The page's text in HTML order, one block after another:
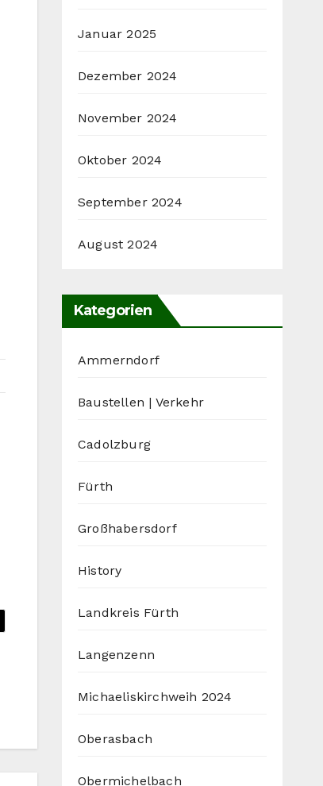
Januar 2025
Dezember 2024
November 2024
Oktober 2024
September 2024
August 2024
Kategorien
Ammerndorf
Baustellen | Verkehr
Cadolzburg
Fürth
Großhabersdorf
History
Landkreis Fürth
Langenzenn
Michaeliskirchweih 2024
Oberasbach
Obermichelbach